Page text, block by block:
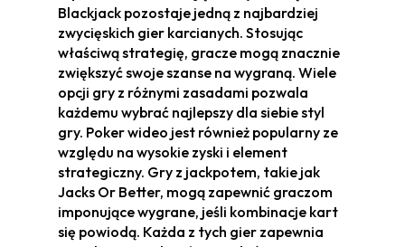
Blackjack pozostaje jedną z najbardziej
zwycięskich gier karcianych. Stosując
właściwą strategię, gracze mogą znacznie
zwiększyć swoje szanse na wygraną. Wiele
opcji gry z różnymi zasadami pozwala
każdemu wybrać najlepszy dla siebie styl
gry. Poker wideo jest również popularny ze
względu na wysokie zyski i element
strategiczny. Gry z jackpotem, takie jak
Jacks Or Better, mogą zapewnić graczom
imponujące wygrane, jeśli kombinacje kart
się powiodą. Każda z tych gier zapewnia